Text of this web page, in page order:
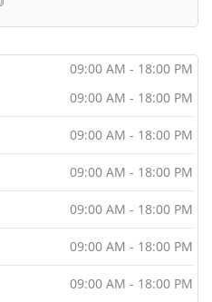
09:00 AM - 18:00 PM
09:00 AM - 18:00 PM
09:00 AM - 18:00 PM
09:00 AM - 18:00 PM
09:00 AM - 18:00 PM
09:00 AM - 18:00 PM
09:00 AM - 18:00 PM